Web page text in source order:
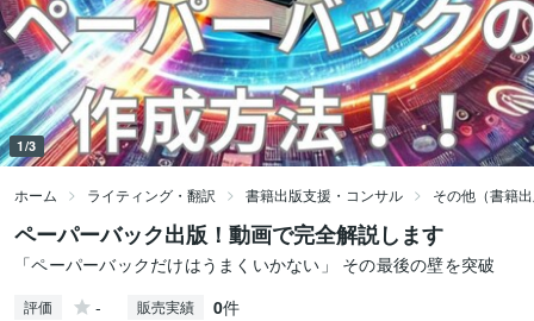
1/3
ホーム ライティング・翻訳 書籍出版支援・コンサル その他（書籍
ペーパーバック出版！動画で完全解説します
「ペーパーバックだけはうまくいかない」 その最後の壁を突破
評価 - 販売実績 0件